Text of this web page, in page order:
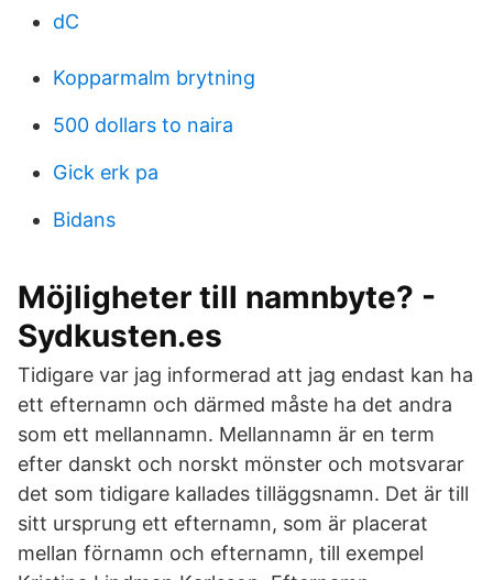
dC
Kopparmalm brytning
500 dollars to naira
Gick erk pa
Bidans
Möjligheter till namnbyte? -
Sydkusten.es
Tidigare var jag informerad att jag endast kan ha
ett efternamn och därmed måste ha det andra
som ett mellannamn. Mellannamn är en term
efter danskt och norskt mönster och motsvarar
det som tidigare kallades tilläggsnamn. Det är till
sitt ursprung ett efternamn, som är placerat
mellan förnamn och efternamn, till exempel